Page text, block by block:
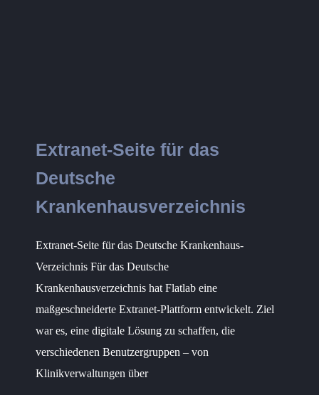
Extranet-Seite für das
Deutsche
Krankenhausverzeichnis
Extranet-Seite für das Deutsche Krankenhaus-
Verzeichnis Für das Deutsche
Krankenhausverzeichnis hat Flatlab eine
maßgeschneiderte Extranet-Plattform entwickelt. Ziel
war es, eine digitale Lösung zu schaffen, die
verschiedenen Benutzergruppen – von
Klinikverwaltungen über